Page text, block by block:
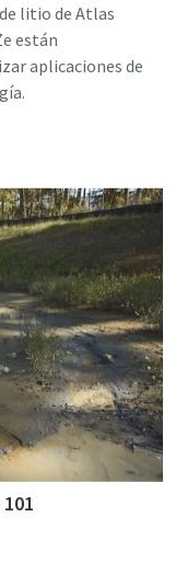
litio de Atlas
están
aplicaciones de